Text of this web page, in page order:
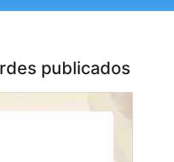
publicados